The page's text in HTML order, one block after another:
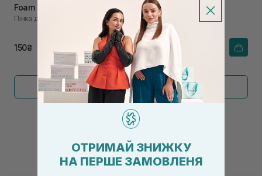
Foam 10 мл
Пінка для умивання
150₴
Mist 100 мл
Кремовий міст-спрей
710₴
Показати більше
ОТРИМАЙ ЗНИЖКУ
НА ПЕРШЕ ЗАМОВЛЕНЯ